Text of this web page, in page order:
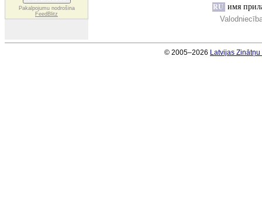
Pakalpojumu nodrošina
FeedBlitz
RU имя
© 2005–2026 Latvijas